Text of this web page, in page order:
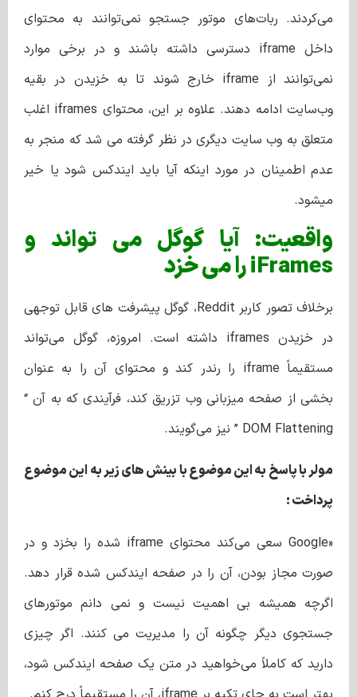
می‌کردند. ربات‌های موتور جستجو نمی‌توانند به محتوای
داخل iframe دسترسی داشته باشند و در برخی موارد
نمی‌توانند از iframe خارج شوند تا به خزیدن در بقیه
وب‌سایت ادامه دهند. علاوه بر این، محتوای iframes اغلب
متعلق به وب سایت دیگری در نظر گرفته می شد که منجر به
عدم اطمینان در مورد اینکه آیا باید ایندکس شود یا خیر
میشود.
واقعیت: آیاگوگل می تواند و
iFrames را می خزد
برخلاف تصور کاربر Reddit، گوگل پیشرفت های قابل توجهی
در خزیدن iframes داشته است. امروزه، گوگل می‌تواند
مستقیماً iframe را رندر کند و محتوای آن را به عنوان
بخشی از صفحه میزبانی وب تزریق کند، فرآیندی که به آن “
DOM Flattening ” نیز می‌گویند.
مولر با پاسخ به این موضوع با بینش های زیر به این موضوع
پرداخت :
«Google سعی می‌کند محتوای iframe شده را بخزد و در
صورت مجاز بودن، آن را در صفحه ایندکس شده قرار دهد.
اگرچه همیشه بی اهمیت نیست و نمی دانم موتورهای
جستجوی دیگر چگونه آن را مدیریت می کنند. اگر چیزی
دارید که کاملاً می‌خواهید در متن یک صفحه ایندکس شود،